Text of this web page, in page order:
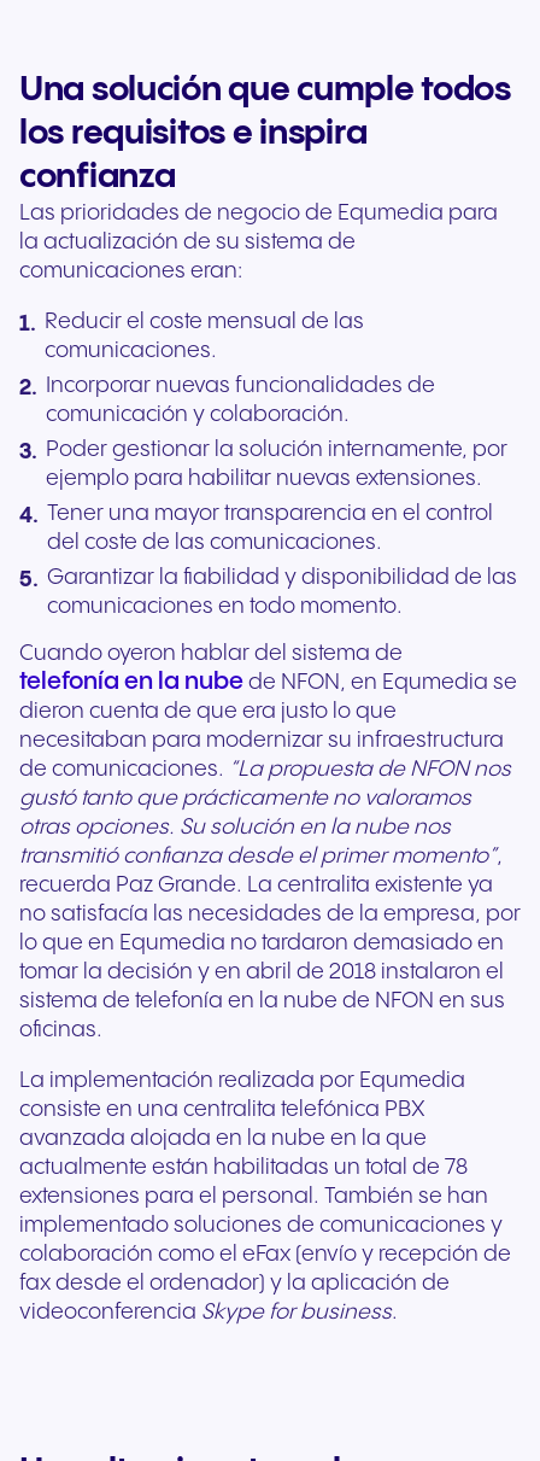
Una solución que cumple todos
los requisitos e inspira
confianza
Las prioridades de negocio de Equmedia para
la actualización de su sistema de
comunicaciones eran:
Reducir el coste mensual de las
comunicaciones.
Incorporar nuevas funcionalidades de
comunicación y colaboración.
Poder gestionar la solución internamente, por
ejemplo para habilitar nuevas extensiones.
Tener una mayor transparencia en el control
del coste de las comunicaciones.
Garantizar la fiabilidad y disponibilidad de las
comunicaciones en todo momento.
Cuando oyeron hablar del sistema de
telefonía en la nube de NFON, en Equmedia se
dieron cuenta de que era justo lo que
necesitaban para modernizar su infraestructura
de comunicaciones. “La propuesta de NFON nos
gustó tanto que prácticamente no valoramos
otras opciones. Su solución en la nube nos
transmitió confianza desde el primer momento”,
recuerda Paz Grande. La centralita existente ya
no satisfacía las necesidades de la empresa, por
lo que en Equmedia no tardaron demasiado en
tomar la decisión y en abril de 2018 instalaron el
sistema de telefonía en la nube de NFON en sus
oficinas.
La implementación realizada por Equmedia
consiste en una centralita telefónica PBX
avanzada alojada en la nube en la que
actualmente están habilitadas un total de 78
extensiones para el personal. También se han
implementado soluciones de comunicaciones y
colaboración como el eFax (envío y recepción de
fax desde el ordenador) y la aplicación de
videoconferencia Skype for business.